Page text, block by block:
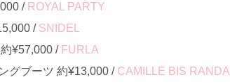
/ ROYAL PARTY
/ SNIDEL
¥57,000 / FURLA
グブーツ 約¥13,000 / CAMILLE BIS RANDA